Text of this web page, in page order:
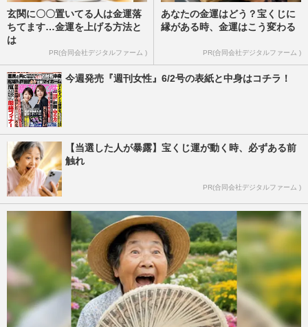
玄関に〇〇置いてる人は金運落
ちてます…金運を上げる方法と
は
PR(合同会社デジタルファーム )
あなたの金運はどう？宝くじに
縁がある時、金運はこう変わる
PR(合同会社デジタルファーム )
今週発売『週刊女性』6/2号の表紙と中身はコチラ！
【当選した人が暴露】宝くじ運が動く時、必ずある前
触れ
PR(合同会社デジタルファーム )